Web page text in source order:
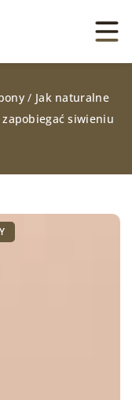
/ Jak naturalne
siwieniu